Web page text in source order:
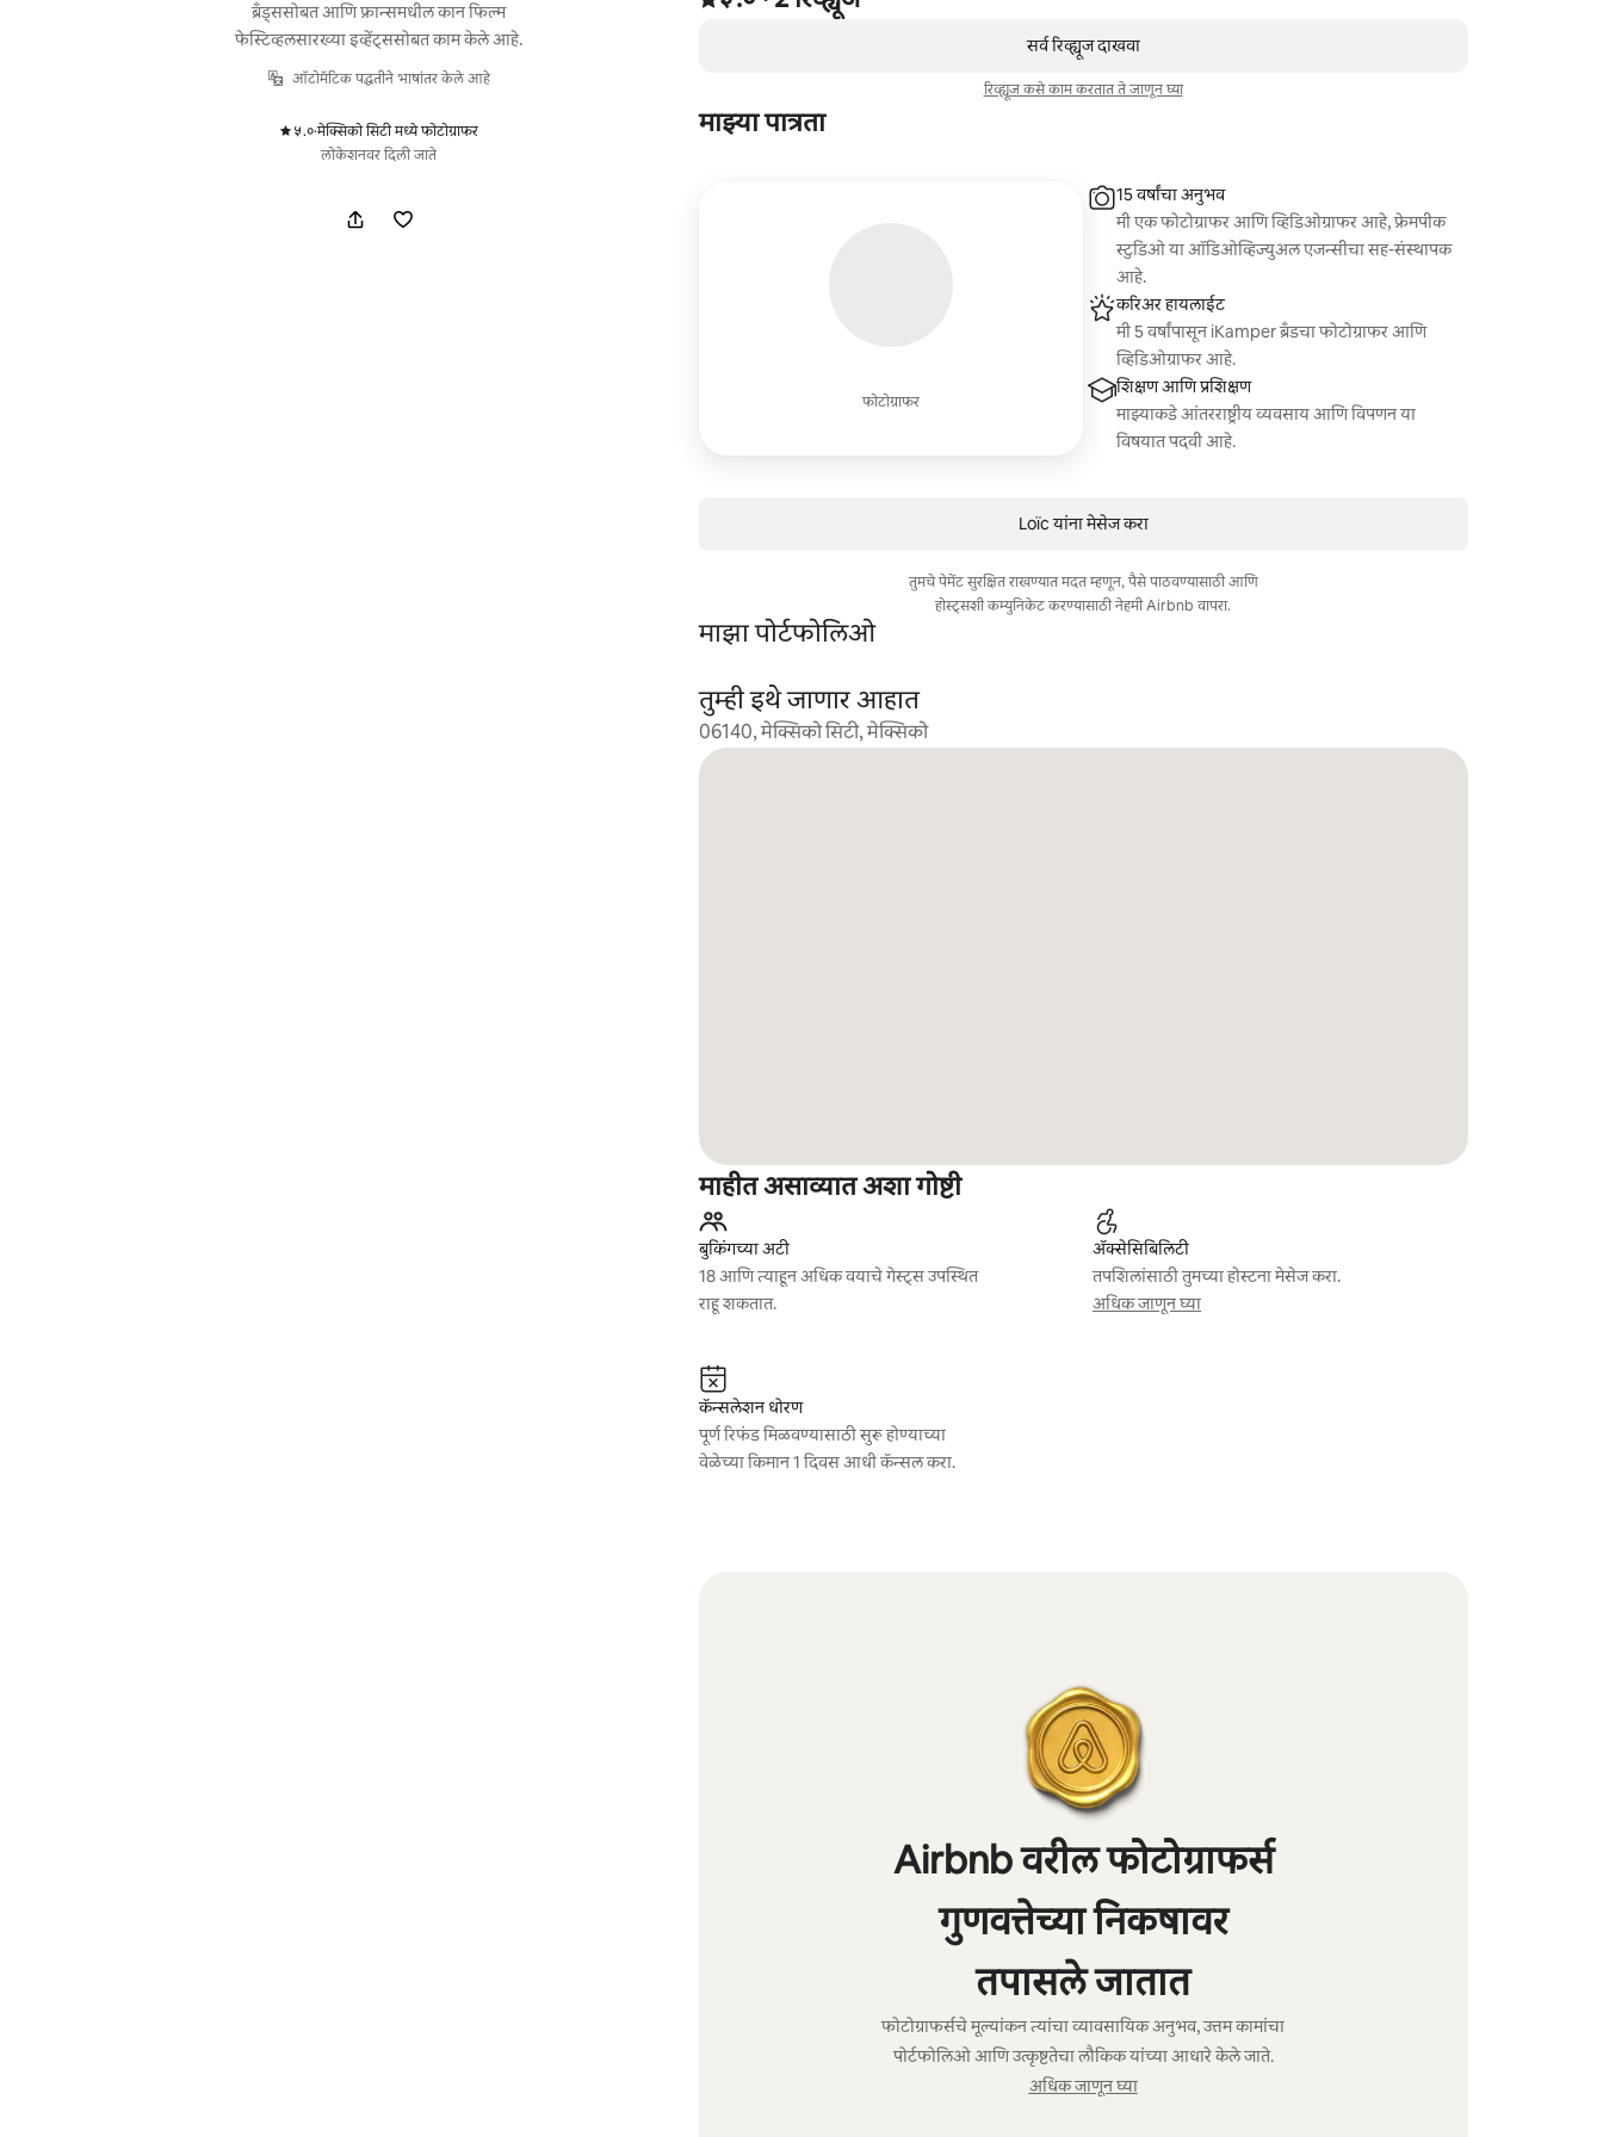
ब्रँड्ससोबत आणि फ्रान्समधील कान फिल्म
फेस्टिव्हलसारख्या इव्हेंट्ससोबत काम केले आहे.
ऑटोमॅटिक पद्धतीने भाषांतर केले आहे
५.०
,
·मेक्सिको सिटी मध्ये फोटोग्राफर
लोकेशनवर दिली जाते
,
सर्व रिव्ह्यूज दाखवा
रिव्ह्यूज कसे काम करतात ते जाणून घ्या
माझ्या पात्रता
फोटोग्राफर
15 वर्षांचा अनुभव
मी एक फोटोग्राफर आणि व्हिडिओग्राफर आहे, फ्रेमपीक
स्टुडिओ या ऑडिओव्हिज्युअल एजन्सीचा सह-संस्थापक
आहे.
करिअर हायलाईट
मी 5 वर्षांपासून iKamper ब्रँडचा फोटोग्राफर आणि
व्हिडिओग्राफर आहे.
शिक्षण आणि प्रशिक्षण
माझ्याकडे आंतरराष्ट्रीय व्यवसाय आणि विपणन या
विषयात पदवी आहे.
Loïc यांना मेसेज करा
तुमचे पेमेंट सुरक्षित राखण्यात मदत म्हणून, पैसे पाठवण्यासाठी आणि
होस्ट्सशी कम्युनिकेट करण्यासाठी नेहमी Airbnb वापरा.
माझा पोर्टफोलिओ
तुम्ही इथे जाणार आहात
06140, मेक्सिको सिटी, मेक्सिको
माहीत असाव्यात अशा गोष्टी
बुकिंगच्या अटी
18 आणि त्याहून अधिक वयाचे गेस्ट्स उपस्थित
राहू शकतात.
ॲक्सेसिबिलिटी
तपशिलांसाठी तुमच्या होस्टना मेसेज करा.
अधिक जाणून घ्या
कॅन्सलेशन धोरण
पूर्ण रिफंड मिळवण्यासाठी सुरू होण्याच्या
वेळेच्या किमान 1 दिवस आधी कॅन्सल करा.
Airbnb वरील फोटोग्राफर्स
गुणवत्तेच्या निकषावर
तपासले जातात
फोटोग्राफर्सचे मूल्यांकन त्यांचा व्यावसायिक अनुभव, उत्तम कामांचा
पोर्टफोलिओ आणि उत्कृष्टतेचा लौकिक यांच्या आधारे केले जाते.
अधिक जाणून घ्या